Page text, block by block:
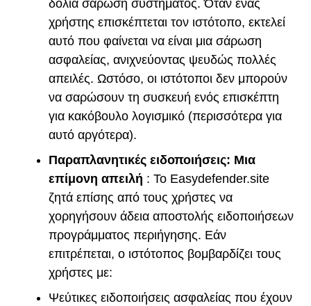
δόλια σάρωση συστήματος. Όταν ένας
χρήστης επισκέπτεται τον ιστότοπο, εκτελεί
αυτό που φαίνεται να είναι μια σάρωση
ασφαλείας, ανιχνεύοντας ψευδώς πολλές
απειλές. Ωστόσο, οι ιστότοποι δεν μπορούν
να σαρώσουν τη συσκευή ενός επισκέπτη
για κακόβουλο λογισμικό (περισσότερα για
αυτό αργότερα).
Παραπλανητικές ειδοποιήσεις: Μια
επίμονη απειλή : Το Easydefender.site
ζητά επίσης από τους χρήστες να
χορηγήσουν άδεια αποστολής ειδοποιήσεων
προγράμματος περιήγησης. Εάν
επιτρέπεται, ο ιστότοπος βομβαρδίζει τους
χρήστες με:
Ψεύτικες ειδοποιήσεις ασφαλείας που έχουν